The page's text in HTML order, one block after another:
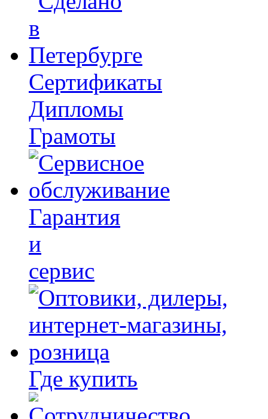
Сертификаты
Дипломы
Грамоты
Гарантия
и
сервис
Где купить